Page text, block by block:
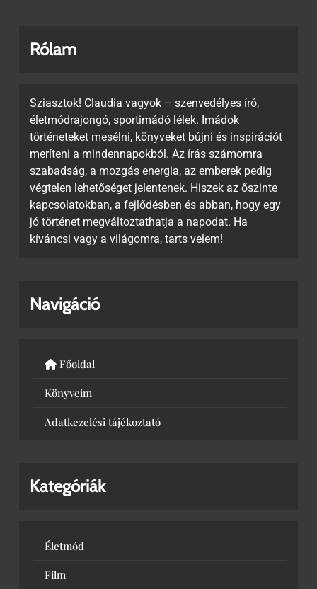
Rólam
Sziasztok! Claudia vagyok – szenvedélyes író,
életmódrajongó, sportimádó lélek. Imádok
történeteket mesélni, könyveket bújni és inspirációt
meríteni a mindennapokból. Az írás számomra
szabadság, a mozgás energia, az emberek pedig
végtelen lehetőséget jelentenek. Hiszek az őszinte
kapcsolatokban, a fejlődésben és abban, hogy egy
jó történet megváltoztathatja a napodat. Ha
kíváncsi vagy a világomra, tarts velem!
Navigáció
Főoldal
Könyveim
Adatkezelési tájékoztató
Kategóriák
Életmód
Film